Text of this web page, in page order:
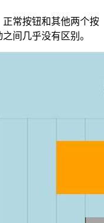
常按钮和其他两个按
间几乎没有区别。